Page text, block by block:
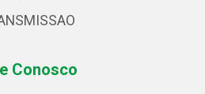
Conosco